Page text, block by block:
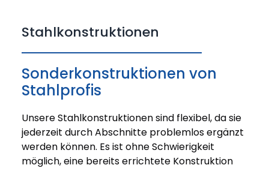
Stahlkonstruktionen
Sonderkonstruktionen von
Stahlprofis
Unsere Stahlkonstruktionen sind flexibel, da sie
jederzeit durch Abschnitte problemlos ergänzt
werden können. Es ist ohne Schwierigkeit
möglich, eine bereits errichtete Konstruktion